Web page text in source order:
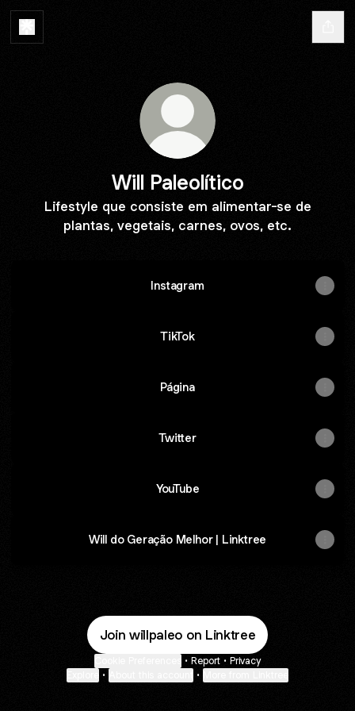
Will Paleolítico
Lifestyle que consiste em alimentar-se de
plantas, vegetais, carnes, ovos, etc.
Instagram
TikTok
Página
Twitter
YouTube
Will do Geração Melhor | Linktree
Join willpaleo on Linktree
• Report • Privacy
• •